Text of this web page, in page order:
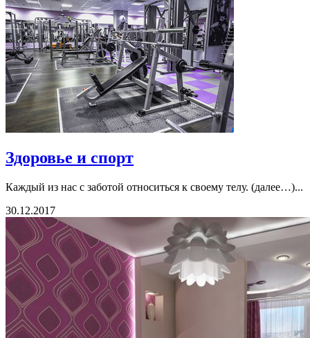
Здоровье и спорт
Каждый из нас с заботой относиться к своему телу. (далее…)...
30.12.2017